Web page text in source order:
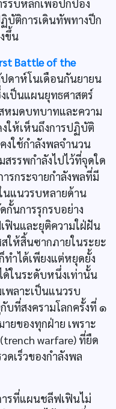
รรบหลักเพื่อปกป้อง
บัติการเดินทัพทางปีก
ขึ้น
Battle of the
ปดาห์โนเดือนกันยายน
ป็นแผนยุทธศาสตร์
หมดบทบาทและความ
ให้เห็นถึงการปฏิบัติ
งใช้กำลังพลจำนวน
รรพกำลังไปไว้ที่จุดใด
รกระจายกำลังพลที่มี
แนวรบหลายด้าน
กั้นการรุกรบอย่าง
ฟินและยุติความใฝ่ฝัน
สให้สิ้นซากภายในระยะ
ทำได้เพียงแต่หยุดยั้ง
ด้ในระดับหนึ่งเท่านั้น
พลาะเป็นแนวรบ
บที่สงครามโลกครั้งที่ ๑
ยของทุกฝ่าย เพราะ
warfare) ที่ยืด
ดเร็วของกำลังพล
รที่แผนชลีฟเฟินไม่